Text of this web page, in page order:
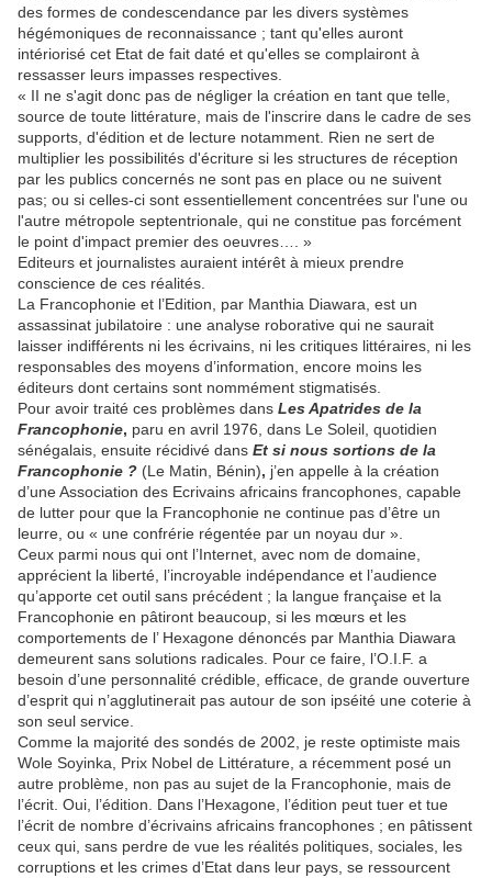
des formes de condescendance par les divers systèmes
hégémoniques de reconnaissance ; tant qu'elles auront
intériorisé cet Etat de fait daté et qu'elles se complairont à
ressasser leurs impasses respectives.
« II ne s'agit donc pas de négliger la création en tant que telle,
source de toute littérature, mais de l'inscrire dans le cadre de ses
supports, d'édition et de lecture notamment. Rien ne sert de
multiplier les possibilités d'écriture si les structures de réception
par les publics concernés ne sont pas en place ou ne suivent
pas; ou si celles‑ci sont essentiellement concentrées sur l'une ou
l'autre métropole septentrionale, qui ne constitue pas forcément
le point d'impact premier des oeuvres…. »
Editeurs et journalistes auraient intérêt à mieux prendre
conscience de ces réalités.
La Francophonie et l’Edition, par Manthia Diawara, est un
assassinat jubilatoire : une analyse roborative qui ne saurait
laisser indifférents ni les écrivains, ni les critiques littéraires, ni les
responsables des moyens d’information, encore moins les
éditeurs dont certains sont nommément stigmatisés.
Pour avoir traité ces problèmes dans Les Apatrides de la
Francophonie, paru en avril 1976, dans Le Soleil, quotidien
sénégalais, ensuite récidivé dans Et si nous sortions de la
Francophonie ? (Le Matin, Bénin), j’en appelle à la création
d’une Association des Ecrivains africains francophones, capable
de lutter pour que la Francophonie ne continue pas d’être un
leurre, ou « une confrérie régentée par un noyau dur ».
Ceux parmi nous qui ont l’Internet, avec nom de domaine,
apprécient la liberté, l’incroyable indépendance et l’audience
qu’apporte cet outil sans précédent ; la langue française et la
Francophonie en pâtiront beaucoup, si les mœurs et les
comportements de l’ Hexagone dénoncés par Manthia Diawara
demeurent sans solutions radicales. Pour ce faire, l’O.I.F. a
besoin d’une personnalité crédible, efficace, de grande ouverture
d’esprit qui n’agglutinerait pas autour de son ipséité une coterie à
son seul service.
Comme la majorité des sondés de 2002, je reste optimiste mais
Wole Soyinka, Prix Nobel de Littérature, a récemment posé un
autre problème, non pas au sujet de la Francophonie, mais de
l’écrit. Oui, l’édition. Dans l’Hexagone, l’édition peut tuer et tue
l’écrit de nombre d’écrivains africains francophones ; en pâtissent
ceux qui, sans perdre de vue les réalités politiques, sociales, les
corruptions et les crimes d’Etat dans leur pays, se ressourcent